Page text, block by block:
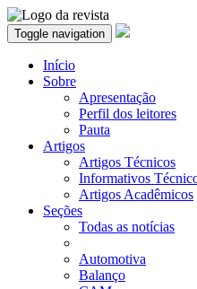
Toggle navigation
Início
Sobre
Apresentação
Perfil dos leitores
Pauta
Artigos
Artigos Técnicos
Informativos
Artigos Acadêmicos
Seções
Todas as notícias
Automotiva
Balanço